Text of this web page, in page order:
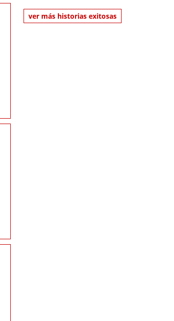
ver más historias exitosas